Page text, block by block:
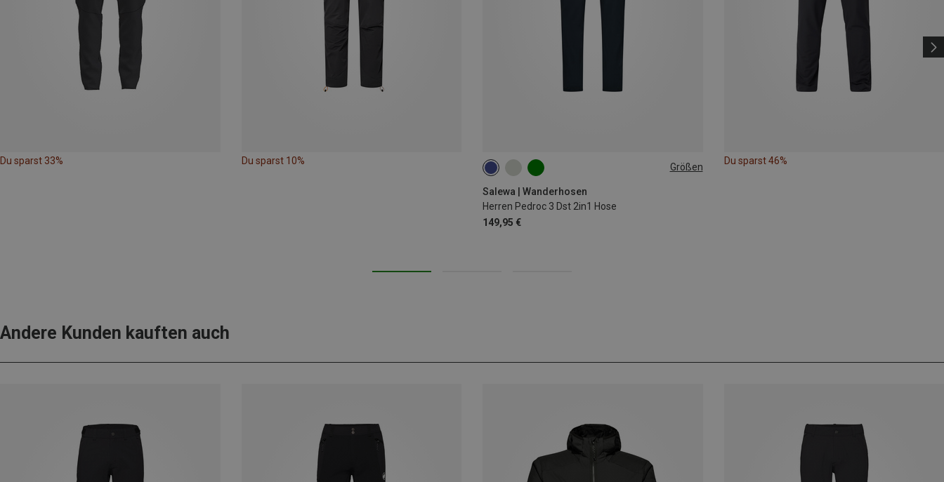
Du sparst 33% Du sparst 10%
Größen
Salewa | Wanderhosen
Herren Pedroc 3 Dst 2in1 Hose
149,95 €
S M L
Du sparst 46%
Andere Kunden kauften auch